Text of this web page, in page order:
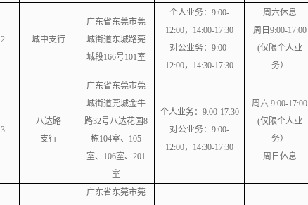
2 城中支行
广东省东莞市莞
城街道东城路莞
城段166号101室
个人业务： 9:00-
12:00，14:00-17:30
对公业务： 9:00-
12:00，14:30-17:30
周六休息
周日9:00-17:00
(仅限个人业
务）
3
八达路
支行
广东省东莞市莞
城街道莞城金牛
路32号八达花园8
栋104室、105
室、106室、201
室
个人业务： 9:00-17:30
对公业务： 9:00-
12:00，14:30-17:30
周六 9:00-17:00
(仅限个人业
务）
周日休息
广东省东莞市莞